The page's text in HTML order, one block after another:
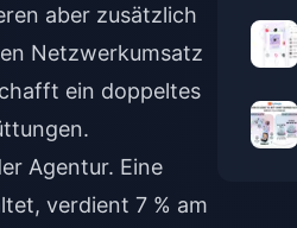
aber zusätzlich
Netzwerkumsatz
ein doppeltes
Agentur. Eine
verdient 7 % am